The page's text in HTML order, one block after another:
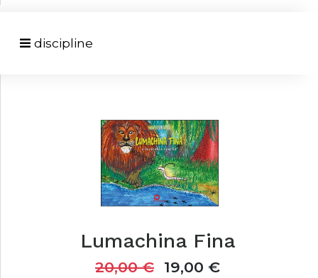
discipline
Lumachina Fina
20,00€ 19,00 €